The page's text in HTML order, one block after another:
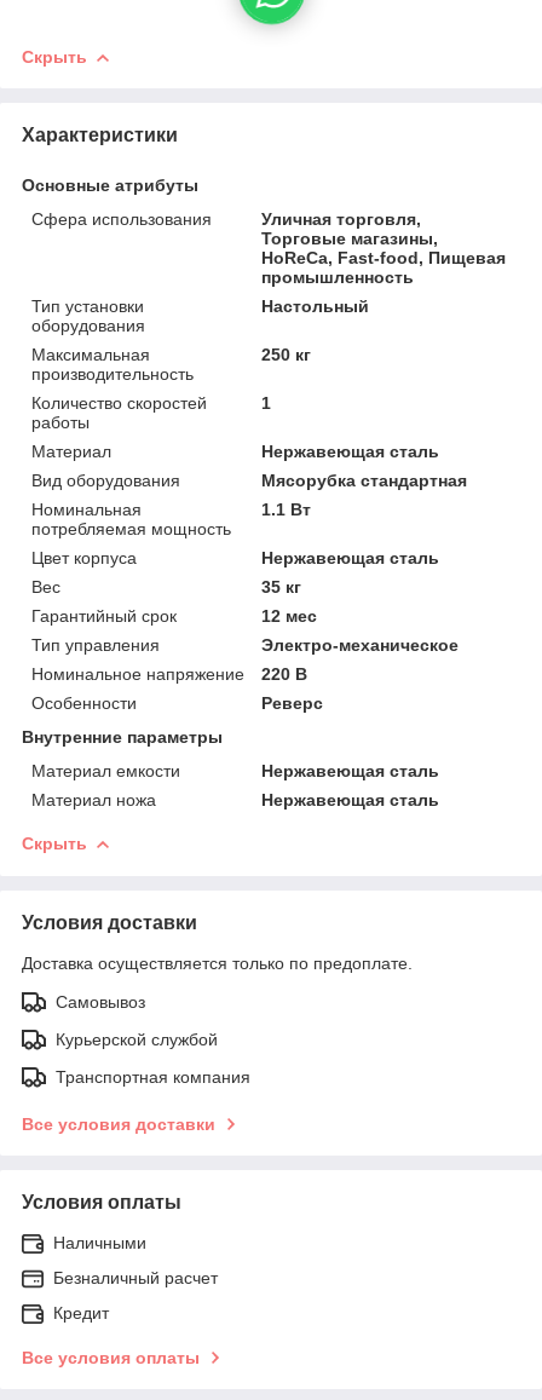
Скрыть
Характеристики
Основные атрибуты
Сфера использования
Уличная торговля,
Торговые магазины,
HoReCa, Fast-food, Пищевая
промышленность
Тип установки
оборудования
Настольный
Максимальная
производительность
250 кг
Количество скоростей
работы
1
Материал
Нержавеющая сталь
Вид оборудования
Мясорубка стандартная
Номинальная
потребляемая мощность
1.1 Вт
Цвет корпуса
Нержавеющая сталь
Вес
35 кг
Гарантийный срок
12 мес
Тип управления
Электро-механическое
Номинальное напряжение
220 В
Особенности
Реверс
Внутренние параметры
Материал емкости
Нержавеющая сталь
Материал ножа
Нержавеющая сталь
Скрыть
Условия доставки
Доставка осуществляется только по предоплате.
Самовывоз
Курьерской службой
Транспортная компания
Все условия доставки
Условия оплаты
Наличными
Безналичный расчет
Кредит
Все условия оплаты